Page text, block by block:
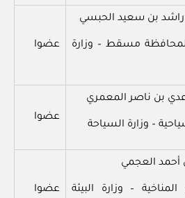
بن سعيد الحبسي
لمحافظة مسقط – وزارة
عضوا
بن ناصر المعمري
– وزارة السياحة
عضوا
أحمد العجمي
– وزارة البيئة
عضوا